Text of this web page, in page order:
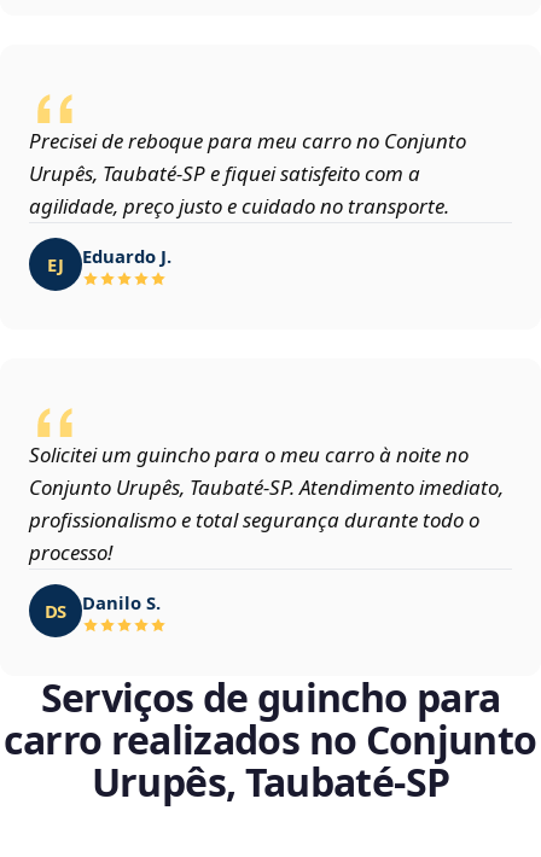
Precisei de reboque para meu carro no Conjunto
Urupês, Taubaté‑SP e fiquei satisfeito com a
agilidade, preço justo e cuidado no transporte.
EJ Eduardo J.
Solicitei um guincho para o meu carro à noite no
Conjunto Urupês, Taubaté‑SP. Atendimento imediato,
profissionalismo e total segurança durante todo o
processo!
DS Danilo S.
Serviços de guincho para
carro realizados no Conjunto
Urupês, Taubaté‑SP